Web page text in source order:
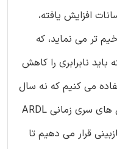
افزایش یافته،
تر می نماید، که
نابرابری را کاهش
می ‌کنیم که نه سال
تمدید می‌ شود و با استفاده از مدل‌ های سری زمانی ARDL
قرار می دهیم تا